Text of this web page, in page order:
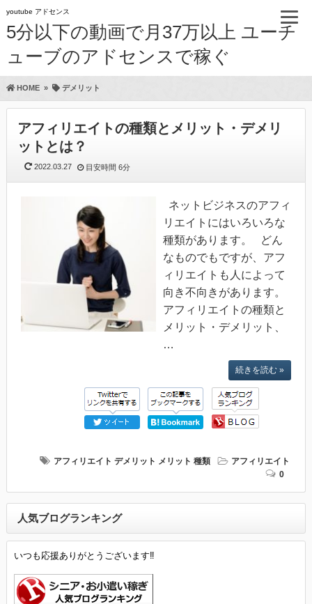
youtube アドセンス
5分以下の動画で月37万以上 ユーチ
ューブのアドセンスで稼ぐ
HOME» デメリット
アフィリエイトの種類とメリット・デメリ
ットとは？
2022.03.27 目安時間 6分
ネットビジネスのアフィ
リエイトにはいろいろな
種類があります。 どん
なものでもですが、アフ
ィリエイトも人によって
向き不向きがあります。
アフィリエイトの種類と
メリット・デメリット、
…
続きを読む »
アフィリエイト デメリット メリット 種類
アフィリエイト
0
人気ブログランキング
いつも応援ありがとうございます‼